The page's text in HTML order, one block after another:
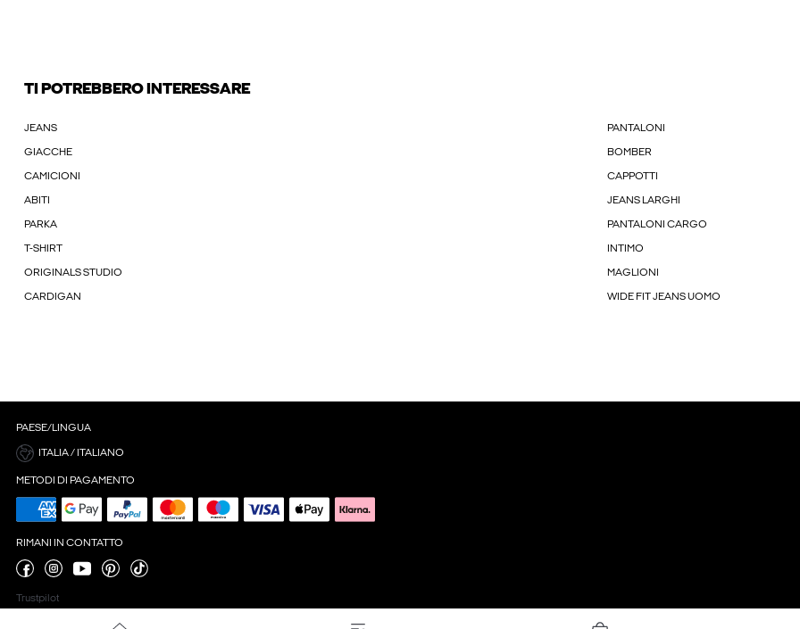
TI POTREBBERO INTERESSARE
JEANS PANTALONI
GIACCHE BOMBER
CAMICIONI CAPPOTTI
ABITI JEANS LARGHI
PARKA PANTALONI CARGO
T-SHIRT INTIMO
ORIGINALS STUDIO MAGLIONI
CARDIGAN WIDE FIT JEANS UOMO
PAESE/LINGUA
ITALIA / ITALIANO
METODI DI PAGAMENTO
RIMANI IN CONTATTO
Trustpilot